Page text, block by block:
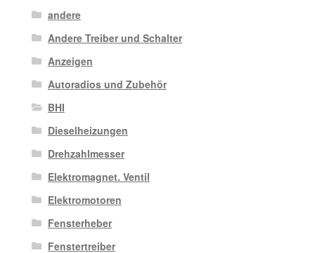
andere
Andere Treiber und Schalter
Anzeigen
Autoradios und Zubehör
BHI
Dieselheizungen
Drehzahlmesser
Elektromagnet. Ventil
Elektromotoren
Fensterheber
Fenstertreiber